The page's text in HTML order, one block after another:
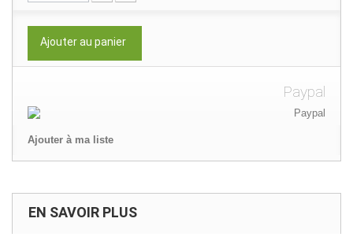
Ajouter au panier
Paypal
Ajouter à ma liste
EN SAVOIR PLUS